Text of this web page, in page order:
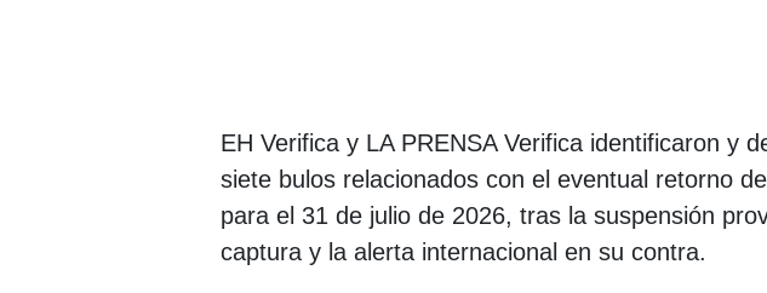
EH Verifica y LA PRENSA Verifica identificaron y
siete bulos relacionados con el eventual retorno
para el 31 de julio de 2026, tras la suspensión
captura y la alerta internacional en su contra.